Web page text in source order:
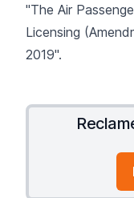
"The Air
Licensing
2019".